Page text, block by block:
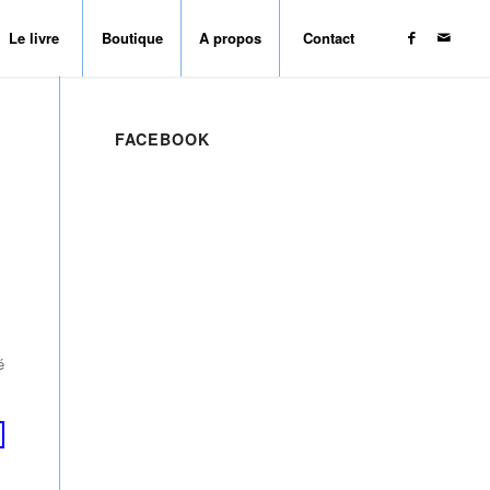
Le livre Boutique A propos Contact
FACEBOOK